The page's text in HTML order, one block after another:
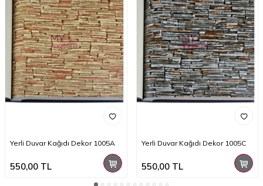
Yerli Duvar Kağıdı Dekor 1005A
550,00 TL
Yerli Duvar Kağıdı Dekor 1005C
550,00TL